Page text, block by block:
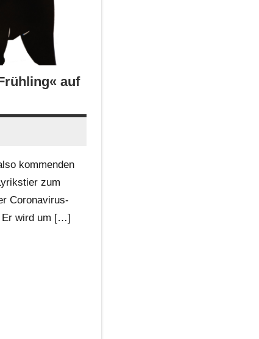
auf
kommenden
zum
Coronavirus-
Er wird um […]